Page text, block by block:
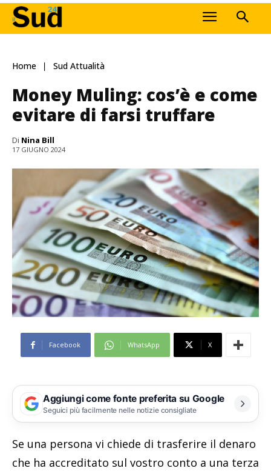
Home Sud Attualità
Money Muling: cos’è e come
evitare di farsi truffare
Di Nina Bill
17 GIUGNO 2024
Facebook WhatsApp X
Aggiungi come fonte preferita su Google
Seguici più facilmente nelle notizie consigliate
Se una persona vi chiede di trasferire il denaro
che ha accreditato sul vostro conto a una terza